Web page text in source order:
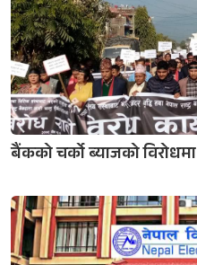
बैंकको चर्को ब्याजको विरोधमा